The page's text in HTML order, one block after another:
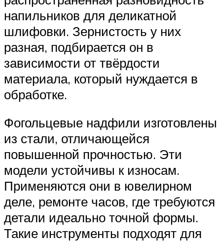
напильников для деликатной
шлифовки. Зернистость у них
разная, подбирается он в
зависимости от твёрдости
материала, который нуждается в
обработке.
Фогольцевые надфили изготовлены
из стали, отличающейся
повышенной прочностью. Эти
модели устойчивы к износам.
Применяются они в ювелирном
деле, ремонте часов, где требуются
детали идеально точной формы.
Такие инструменты подходят для